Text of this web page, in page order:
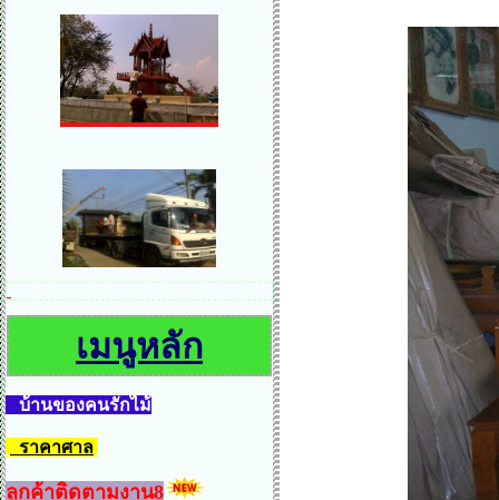
เมนูหลัก
บ้านของคนรักไม้
ราคาศาล
ลูกค้าติดตามงาน8